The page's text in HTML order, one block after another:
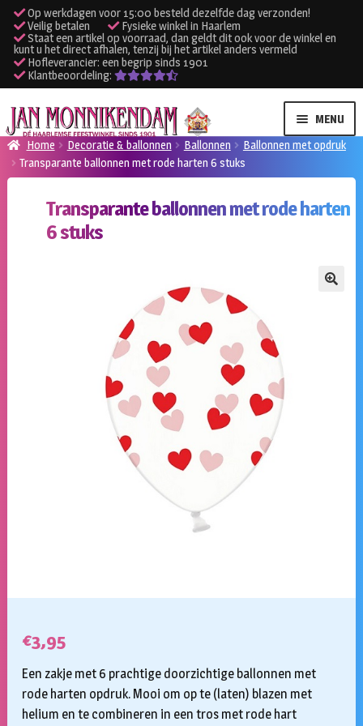
Op werkdagen voor 15:00 besteld dezelfde dag verzonden!
Veilig betalen
Fysieke winkel in Haarlem
Staat een artikel op voorraad, dan geldt dit ook voor de winkel en
kunt u het direct afhalen, tenzij bij het artikel anders vermeld
Hofleverancier: een begrip sinds 1901
Klantbeoordeling:
Ga
door
naar
navigatie
Ga
naar
de
inhoud
MENU
Verhuur kleding
Verhuur apparatuur
Home Decoratie & ballonnen Ballonnen
Ballonnen met opdruk
Transparante ballonnen met rode harten 6 stuks
Transparante ballonnen met rode harten
6 stuks
€3,95
Een zakje met 6 prachtige doorzichtige ballonnen met
rode harten opdruk. Mooi om op te (laten) blazen met
helium en te combineren in een tros met rode hart